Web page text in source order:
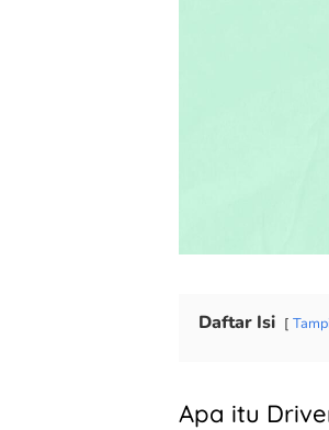
Daftar Isi
Apa itu